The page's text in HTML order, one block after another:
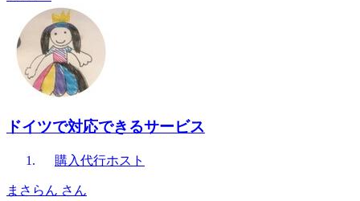
ドイツで対応できるサービス
購入代行ホスト
まさらん さん